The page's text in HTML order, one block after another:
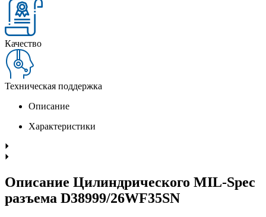
Качество
Техническая поддержка
Описание
Характеристики
Описание Цилиндрического MIL-Spec
разъема D38999/26WF35SN